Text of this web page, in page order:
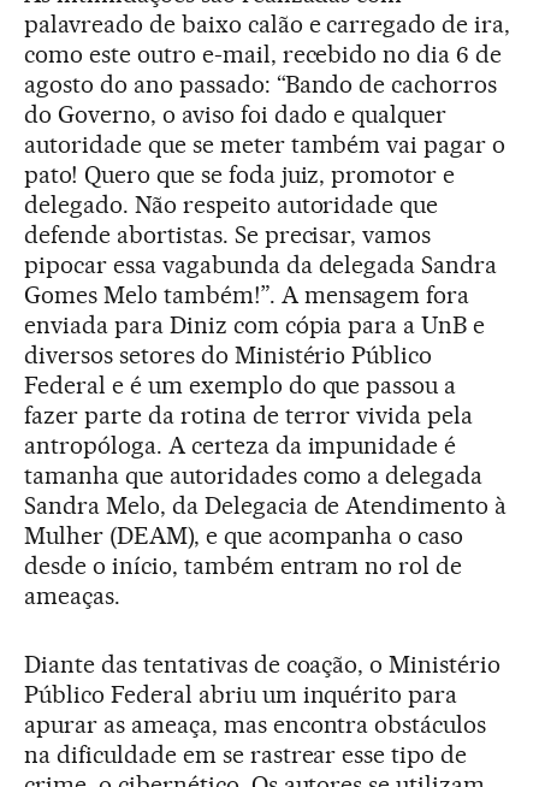
palavreado de baixo calão e carregado de ira,
como este outro e-mail, recebido no dia 6 de
agosto do ano passado: “Bando de cachorros
do Governo, o aviso foi dado e qualquer
autoridade que se meter também vai pagar o
pato! Quero que se foda juiz, promotor e
delegado. Não respeito autoridade que
defende abortistas. Se precisar, vamos
pipocar essa vagabunda da delegada Sandra
Gomes Melo também!”. A mensagem fora
enviada para Diniz com cópia para a UnB e
diversos setores do Ministério Público
Federal e é um exemplo do que passou a
fazer parte da rotina de terror vivida pela
antropóloga. A certeza da impunidade é
tamanha que autoridades como a delegada
Sandra Melo, da Delegacia de Atendimento à
Mulher (DEAM), e que acompanha o caso
desde o início, também entram no rol de
ameaças.
Diante das tentativas de coação, o Ministério
Público Federal abriu um inquérito para
apurar as ameaça, mas encontra obstáculos
na dificuldade em se rastrear esse tipo de